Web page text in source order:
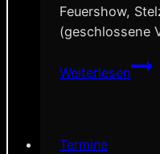
Feuershow,
(geschlossene
Weiterlesen
Termine